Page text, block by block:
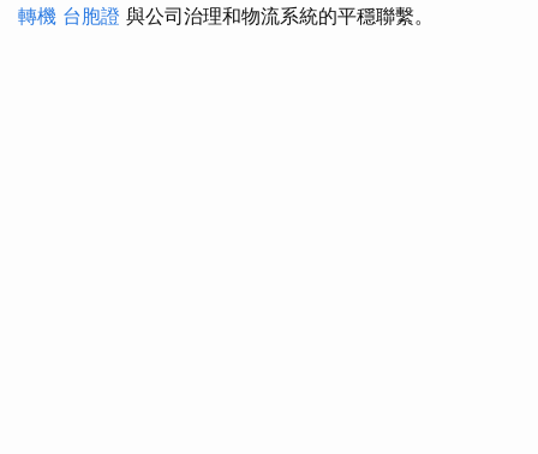
轉機 台胞證 與公司治理和物流系統的平穩聯繫。